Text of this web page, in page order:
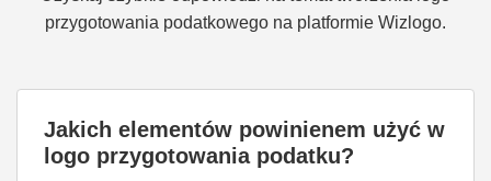
przygotowania podatkowego na platformie Wizlogo.
Jakich elementów powinienem użyć w
logo przygotowania podatku?